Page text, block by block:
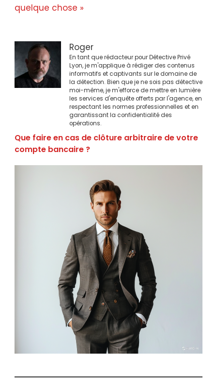
quelque chose »
Roger
En tant que rédacteur pour Détective Privé
Lyon, je m'applique à rédiger des contenus
informatifs et captivants sur le domaine de
la détection. Bien que je ne sois pas détective
moi-même, je m'efforce de mettre en lumière
les services d'enquête offerts par l'agence, en
respectant les normes professionnelles et en
garantissant la confidentialité des
opérations.
Que faire en cas de clôture arbitraire de votre
compte bancaire ?